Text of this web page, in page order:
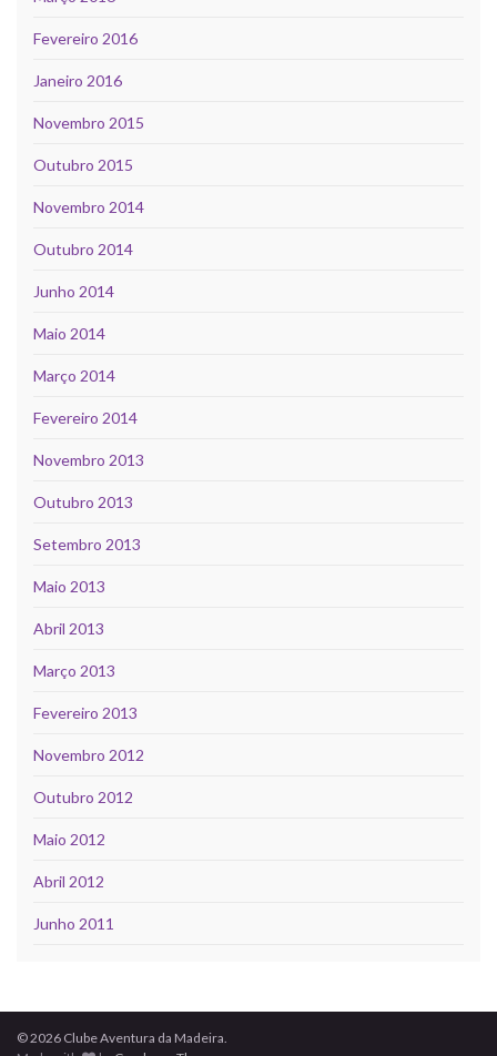
Fevereiro 2016
Janeiro 2016
Novembro 2015
Outubro 2015
Novembro 2014
Outubro 2014
Junho 2014
Maio 2014
Março 2014
Fevereiro 2014
Novembro 2013
Outubro 2013
Setembro 2013
Maio 2013
Abril 2013
Março 2013
Fevereiro 2013
Novembro 2012
Outubro 2012
Maio 2012
Abril 2012
Junho 2011
© 2026 Clube Aventura da Madeira.